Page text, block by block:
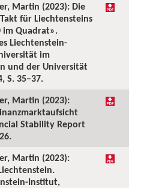
Martin (2023): Die
für Liechtensteins
im Quadrat».
Liechtenstein-
im
und der Universität
S. 35–37.
Martin (2023):
Stability Report
Martin (2023):
Institut,